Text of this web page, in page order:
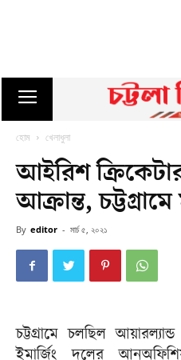
হোম খেলাধুলা
আইরিশ
আক্রান্ত,
By editor - মার্চ ৫, ২০২১
চট্টগ্রামে চলছিল
ইমার্জিং দলের